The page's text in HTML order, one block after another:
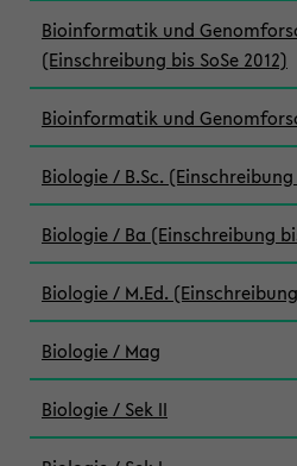
Bioinformatik und
(Einschreibung bis SoSe 2012)
Bioinformatik und
Biologie / B.Sc. (Einschreibung
Biologie / Ba (Einschreibung
Biologie / M.Ed.
Biologie / Mag
Biologie / Sek II